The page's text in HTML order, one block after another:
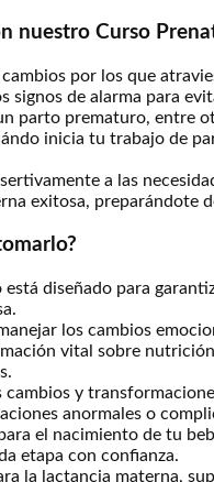
nuestro Curso
por los que
signos de alarma para
parto prematuro, entre
inicia tu trabajo de
a las
exitosa, preparándote
está diseñado para
los cambios
vital sobre
cambios y
anormales o
el nacimiento de tu
etapa con confianza.
la lactancia materna,